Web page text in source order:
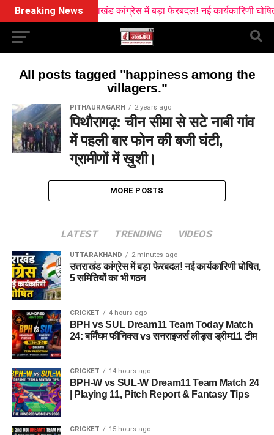
Breaking Newsउत्तराखंड कांग्रेस में बड़ा फेरबदल! नई कार्यकारिणी घोषित,
All posts tagged "happiness among the
villagers."
PITHAURAGARH 2 years ago
पिथौरागढ़: चीन सीमा से सटे नाबी गांव
में पहली बार फोन की बजी घंटी,
ग्रामीणों में ख़ुशी।
MORE POSTS
LATEST TRENDING VIDEOS
UTTARAKHAND 2 minutes ago
उत्तराखंड कांग्रेस में बड़ा फेरबदल! नई कार्यकारिणी घोषित,
5 समितियों का भी गठन
CRICKET 4 hours ago
BPH vs SUL Dream11 Team Today Match
24: बर्मिंघम फीनिक्स vs सनराइजर्स लीड्स ड्रीम11 टीम
CRICKET 14 hours ago
BPH-W vs SUL-W Dream11 Team Match 24
| Playing 11, Pitch Report & Fantasy Tips
CRICKET 15 hours ago